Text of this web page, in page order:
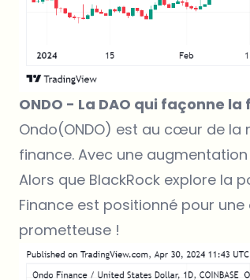
ONDO - La DAO qui façonne
Ondo(ONDO) est au cœur de la
finance. Avec une
Alors que BlackRock explore la
Finance est positionné pour
prometteuse !